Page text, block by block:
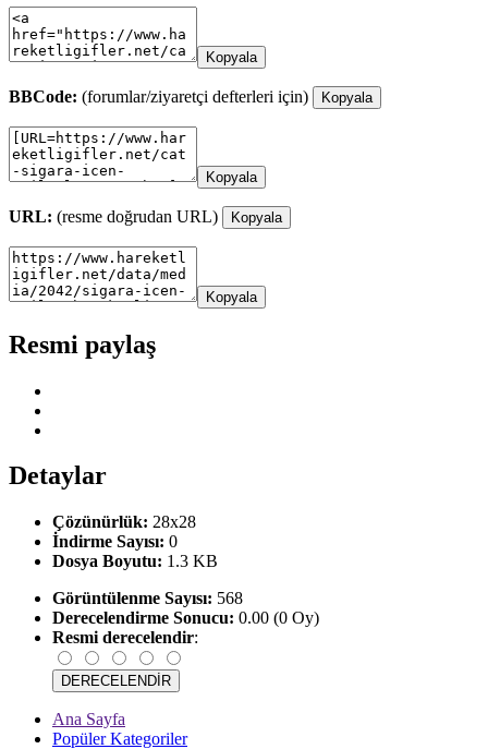
Kopyala
BBCode: (forumlar/ziyaretçi defterleri için) Kopyala
Kopyala
URL: (resme doğrudan URL) Kopyala
Kopyala
Resmi paylaş
Detaylar
Çözünürlük: 28x28
İndirme Sayısı: 0
Dosya Boyutu: 1.3 KB
Görüntülenme Sayısı: 568
Derecelendirme Sonucu: 0.00 (0 Oy)
Resmi derecelendir:
Ana Sayfa
Popüler Kategoriler